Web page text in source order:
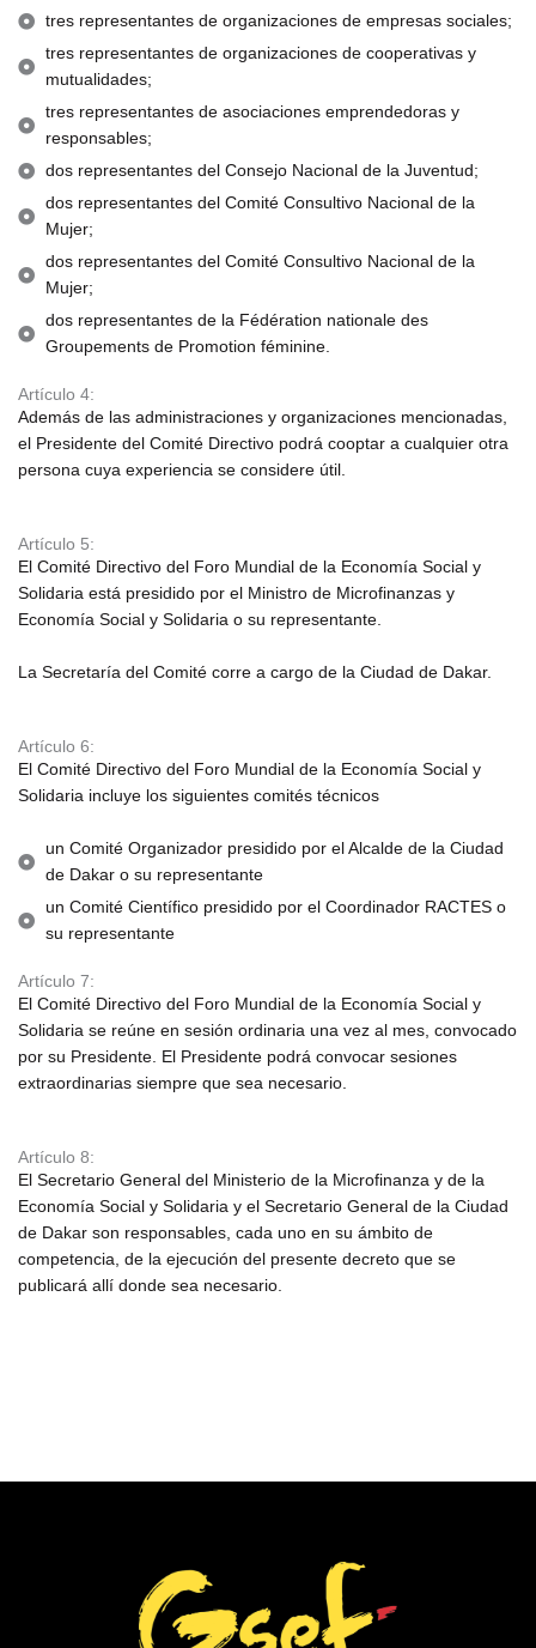
tres representantes de organizaciones de empresas sociales;
tres representantes de organizaciones de cooperativas y
mutualidades;
tres representantes de asociaciones emprendedoras y
responsables;
dos representantes del Consejo Nacional de la Juventud;
dos representantes del Comité Consultivo Nacional de la
Mujer;
dos representantes del Comité Consultivo Nacional de la
Mujer;
dos representantes de la Fédération nationale des
Groupements de Promotion féminine.
Artículo 4:
Además de las administraciones y organizaciones mencionadas,
el Presidente del Comité Directivo podrá cooptar a cualquier otra
persona cuya experiencia se considere útil.
Artículo 5:
El Comité Directivo del Foro Mundial de la Economía Social y
Solidaria está presidido por el Ministro de Microfinanzas y
Economía Social y Solidaria o su representante.
La Secretaría del Comité corre a cargo de la Ciudad de Dakar.
Artículo 6:
El Comité Directivo del Foro Mundial de la Economía Social y
Solidaria incluye los siguientes comités técnicos
un Comité Organizador presidido por el Alcalde de la Ciudad
de Dakar o su representante
un Comité Científico presidido por el Coordinador RACTES o
su representante
Artículo 7:
El Comité Directivo del Foro Mundial de la Economía Social y
Solidaria se reúne en sesión ordinaria una vez al mes, convocado
por su Presidente. El Presidente podrá convocar sesiones
extraordinarias siempre que sea necesario.
Artículo 8:
El Secretario General del Ministerio de la Microfinanza y de la
Economía Social y Solidaria y el Secretario General de la Ciudad
de Dakar son responsables, cada uno en su ámbito de
competencia, de la ejecución del presente decreto que se
publicará allí donde sea necesario.